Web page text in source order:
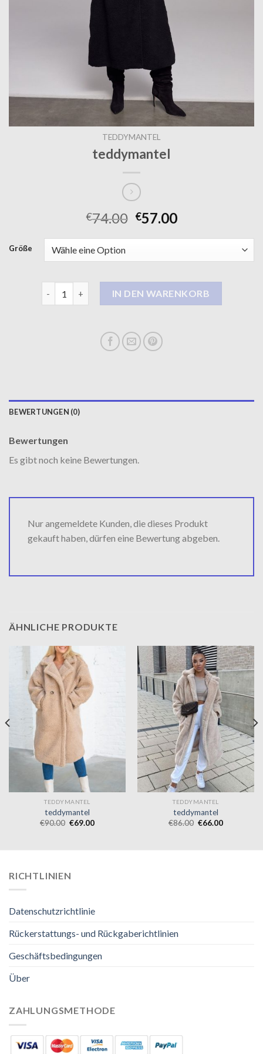
TEDDYMANTEL
teddymantel
€74.00 €57.00
Größe
IN DEN WARENKORB
BEWERTUNGEN (0)
Bewertungen
Es gibt noch keine Bewertungen.
Nur angemeldete Kunden, die dieses Produkt
gekauft haben, dürfen eine Bewertung abgeben.
ÄHNLICHE PRODUKTE
TEDDYMANTEL
teddymantel
€90.00 €69.00
TEDDYMANTEL
teddymantel
€86.00 €66.00
RICHTLINIEN
Datenschutzrichtlinie
Rückerstattungs- und Rückgaberichtlinien
Geschäftsbedingungen
Über
ZAHLUNGSMETHODE